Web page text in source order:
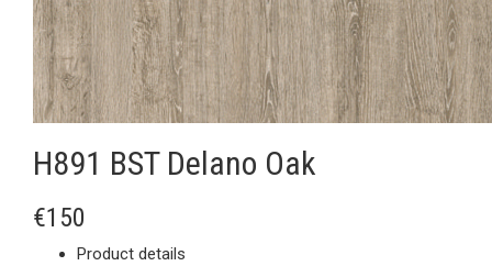
H891 BST Delano Oak
€150
Product details